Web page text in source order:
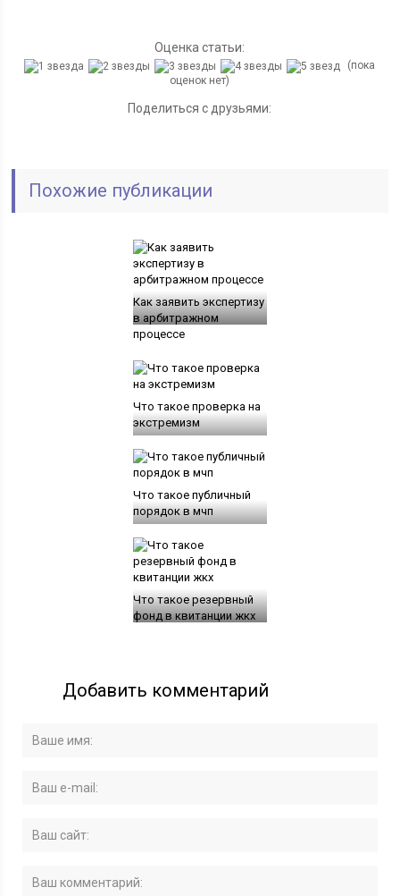
Оценка статьи:
(пока
оценок нет)
Поделиться с друзьями:
Похожие публикации
Как заявить экспертизу
в арбитражном
процессе
Что такое проверка на
экстремизм
Что такое публичный
порядок в мчп
Что такое резервный
фонд в квитанции жкх
Добавить комментарий